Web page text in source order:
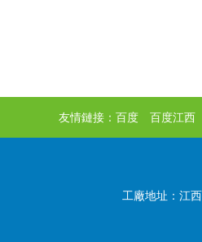
友情鏈接： 百度 百度江西
工廠地址：江